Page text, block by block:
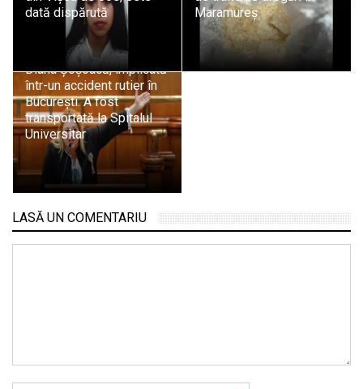
dată dispărută
Maramureș
Diana Șoșoacă, implicată
într-un accident rutier în
București. A fost
transportată la Spitalul
Universitar
LASĂ UN COMENTARIU